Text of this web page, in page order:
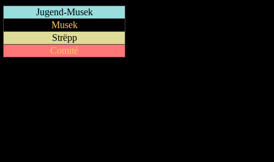
Jugend-Musek
Musek
Strëpp
Comité